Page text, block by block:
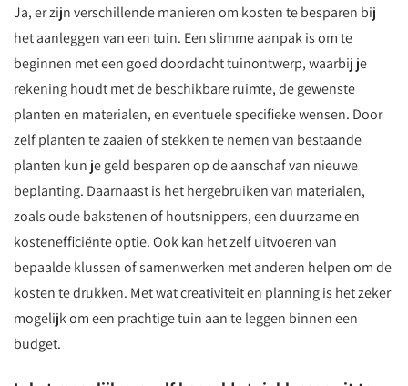
Ja, er zijn verschillende manieren om kosten te besparen bij
het aanleggen van een tuin. Een slimme aanpak is om te
beginnen met een goed doordacht tuinontwerp, waarbij je
rekening houdt met de beschikbare ruimte, de gewenste
planten en materialen, en eventuele specifieke wensen. Door
zelf planten te zaaien of stekken te nemen van bestaande
planten kun je geld besparen op de aanschaf van nieuwe
beplanting. Daarnaast is het hergebruiken van materialen,
zoals oude bakstenen of houtsnippers, een duurzame en
kostenefficiënte optie. Ook kan het zelf uitvoeren van
bepaalde klussen of samenwerken met anderen helpen om de
kosten te drukken. Met wat creativiteit en planning is het zeker
mogelijk om een prachtige tuin aan te leggen binnen een
budget.